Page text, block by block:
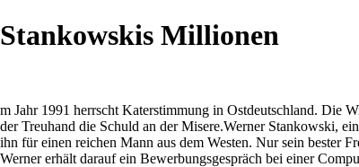
Stankowskis Millionen
m Jahr 1991 herrscht Katerstimmung in Ostdeutschland. Die
der Treuhand die Schuld an der Misere.Werner Stankowski,
ihn für einen reichen Mann aus dem Westen. Nur sein bester
Werner erhält darauf ein Bewerbungsgespräch bei einer